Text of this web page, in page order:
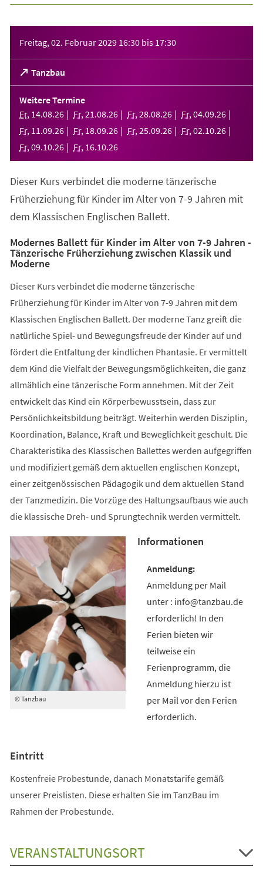
Freitag, 02. Februar 2029 16:30 bis 17:30
Tanzbau
(Öffnet
in
einem
neuen
Tab)
Weitere Termine
Fr, 14.08.26 Fr, 21 .08.26 Fr, 28.08.26 Fr, 04.09.26
Fr, 11 .09.26 Fr, 18.09.26 Fr, 25.09.26 Fr, 02.10.26
Fr, 09.10.26 Fr, 16.10.26
Dieser Kurs verbindet die moderne tänzerische
Früherziehung für Kinder im Alter von 7-9 Jahren mit
dem Klassischen Englischen Ballett.
Modernes Ballett für Kinder im Alter von 7-9 Jahren -
Tänzerische Früherziehung zwischen Klassik und
Moderne
Dieser Kurs verbindet die moderne tänzerische
Früherziehung für Kinder im Alter von 7-9 Jahren mit dem
Klassischen Englischen Ballett. Der moderne Tanz greift die
natürliche Spiel- und Bewegungsfreude der Kinder auf und
fördert die Entfaltung der kindlichen Phantasie. Er vermittelt
dem Kind die Vielfalt der Bewegungsmöglichkeiten, die ganz
allmählich eine tänzerische Form annehmen. Mit der Zeit
entwickelt das Kind ein Körperbewusstsein, dass zur
Persönlichkeitsbildung beiträgt. Weiterhin werden Disziplin,
Koordination, Balance, Kraft und Beweglichkeit geschult. Die
Charakteristika des Klassischen Ballettes werden aufgegriffen
und modifiziert gemäß dem aktuellen englischen Konzept,
einer zeitgenössischen Pädagogik und dem aktuellen Stand
der Tanzmedizin. Die Vorzüge des Haltungsaufbaus wie auch
die klassische Dreh- und Sprungtechnik werden vermittelt.
© Tanzbau
Informationen
Anmeldung per Mail
unter : info@tanzbau.de
erforderlich! In den
Ferien bieten wir
teilweise ein
Ferienprogramm, die
Anmeldung hierzu ist
per Mail vor den Ferien
erforderlich.
Eintritt
Kostenfreie Probestunde, danach Monatstarife gemäß
unserer Preislisten. Diese erhalten Sie im TanzBau im
Rahmen der Probestunde.
VERANSTALTUNGSORT